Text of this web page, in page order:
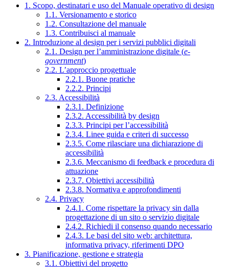
1. Scopo, destinatari e uso del Manuale operativo di design
1.1. Versionamento e storico
1.2. Consultazione del manuale
1.3. Contribuisci al manuale
2. Introduzione al design per i servizi pubblici digitali
2.1. Design per l’amministrazione digitale (e-
government)
2.2. L’approccio progettuale
2.2.1. Buone pratiche
2.2.2. Principi
2.3. Accessibilità
2.3.1. Definizione
2.3.2. Accessibilità by design
2.3.3. Principi per l’accessibilità
2.3.4. Linee guida e criteri di successo
2.3.5. Come rilasciare una dichiarazione di
accessibilità
2.3.6. Meccanismo di feedback e procedura di
attuazione
2.3.7. Obiettivi accessibilità
2.3.8. Normativa e approfondimenti
2.4. Privacy
2.4.1. Come rispettare la privacy sin dalla
progettazione di un sito o servizio digitale
2.4.2. Richiedi il consenso quando necessario
2.4.3. Le basi del sito web: architettura,
informativa privacy, riferimenti DPO
3. Pianificazione, gestione e strategia
3.1. Obiettivi del progetto